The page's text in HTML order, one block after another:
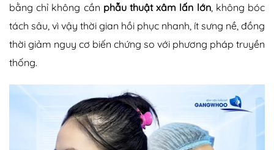
bằng chỉ không cần phẫu thuật xâm lấn lớn, không bóc
tách sâu, vì vậy thời gian hồi phục nhanh, ít sưng nề, đồng
thời giảm nguy cơ biến chứng so với phương pháp truyền
thống.